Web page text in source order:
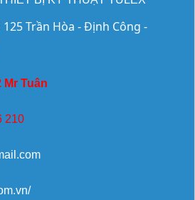
125 Trần Hòa - Định Công -
Mr Tuân
210